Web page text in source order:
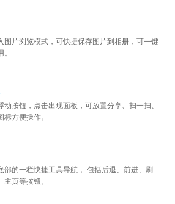
图片浏览模式，可快捷保存图片到相册，可一键
按钮，点击出现面板，可放置分享、扫一扫、
方便操作。
部的一栏快捷工具导航， 包括后退、前进、刷
页等按钮。